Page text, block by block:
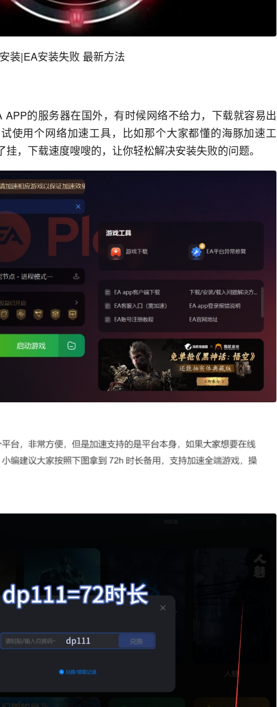
装|EA安装失败 最新方法
APP的服务器在国外，有时候网络不给力，下载就容易出
使用个网络加速工具，比如那个大家都懂的海豚加速工
，下载速度嗖嗖的，让你轻松解决安装失败的问题。